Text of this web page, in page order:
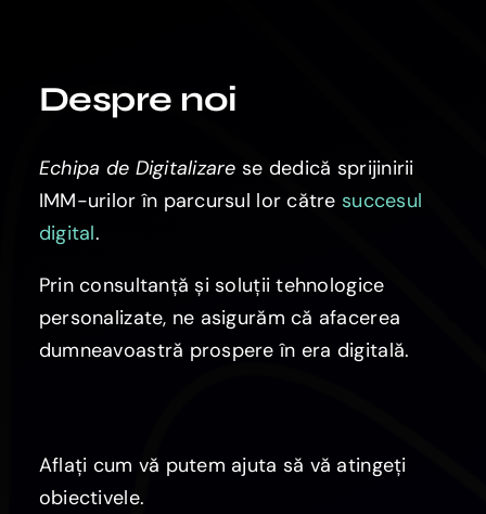
Despre noi
Echipa de Digitalizare se dedică sprijinirii
IMM-urilor în parcursul lor către succesul
digital.
Prin consultanță și soluții tehnologice
personalizate, ne asigurăm că afacerea
dumneavoastră prospere în era digitală.
Aflați cum vă putem ajuta să vă atingeți
obiectivele.